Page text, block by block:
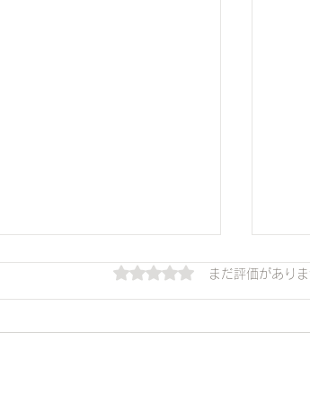
5つ星のうち0と評価されて
まだ評価があり